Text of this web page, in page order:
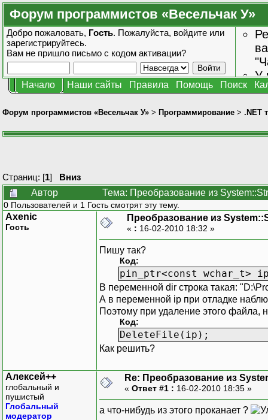
Форум программистов «Весельчак У»
Добро пожаловать, Гость. Пожалуйста, войдите или
зарегистрируйтесь.
Вам не пришло письмо с кодом активации?
У
Начало Наши сайты Правила Помощь Поиск
Форум программистов «Весельчак У» > Программирование > .NET
Страниц: [1] Вниз
Автор
Тема: Преобразование из
0 Пользователей и 1 Гость смотрят эту тему.
Axenic
Гость
Преобразование из
« : 16-02-2010 18:32 »
Пишу так?
Код:
pin_ptr<const wchar_t>
В переменной dir строка такая:
А в переменной ip при отладке
Поэтому при удаление этого файла,
Код:
DeleteFile(ip);
Как решить?
Алексей++
глобальный и
пушистый
Глобальный
модератор
Re: Преобразование из
« Ответ #1 : 16-02-2010 18:35 »
а что-нибудь из этого проканает ?